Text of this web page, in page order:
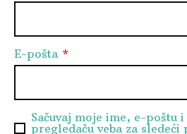
E-pošta *
Sačuvaj moje ime, e-poštu
pregledaču veba za sledeći